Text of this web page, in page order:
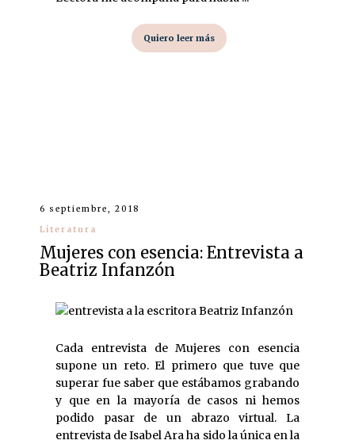
Quiero leer más
6 septiembre, 2018
Literatura
Mujeres con esencia: Entrevista a
Beatriz Infanzón
Cada entrevista de Mujeres con esencia
supone un reto. El primero que tuve que
superar fue saber que estábamos grabando
y que en la mayoría de casos ni hemos
podido pasar de un abrazo virtual. La
entrevista de Isabel Ara ha sido la única en la